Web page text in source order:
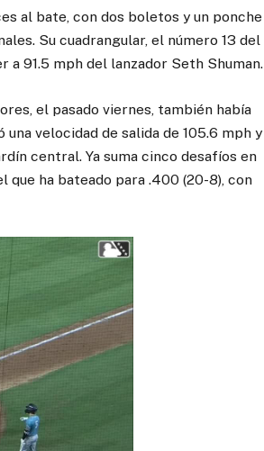
al bate, con dos boletos y un ponche
Su cuadrangular, el número 13 del
a 91.5 mph del lanzador Seth Shuman.
el pasado viernes, también había
velocidad de salida de 105.6 mph y
central. Ya suma cinco desafíos en
que ha bateado para .400 (20-8), con